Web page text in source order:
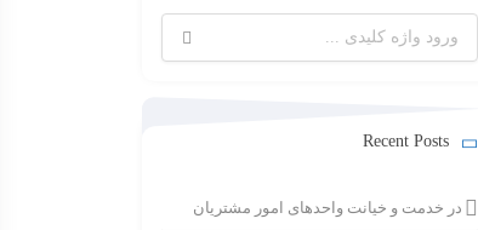
برای:
Recent Posts
در خدمت و خیانت واحدهای امور مشتریان